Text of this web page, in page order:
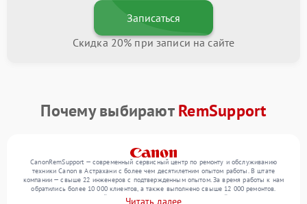
Записаться
Скидка 20% при записи на сайте
Почему выбираютRemSupport
CanonRemSupport — современный сервисный центр по ремонту и обслуживанию
техники Canon в Астрахани с более чем десятилетним опытом работы. В штате
компании — свыше 22 инженеров с подтвержденным опытом. За время работы к нам
обратились более 10 000 клиентов, а также выполнено свыше 12 000 ремонтов.
Ежемесячно в сервисный центр поступает более 300 обращений, включая , , . Мы
Читать далее